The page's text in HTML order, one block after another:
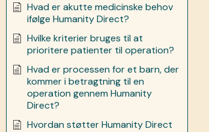
Hvad er akutte medicinske behov
ifølge Humanity Direct?
Hvilke kriterier bruges til at
prioritere patienter til operation?
Hvad er processen for et barn, der
kommer i betragtning til en
operation gennem Humanity
Direct?
Hvordan støtter Humanity Direct